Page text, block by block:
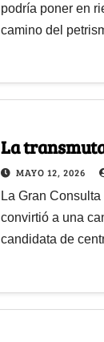
podría poner en
camino del
La
MAYO 12, 2026
La Gran
convirtió a una
candidata de